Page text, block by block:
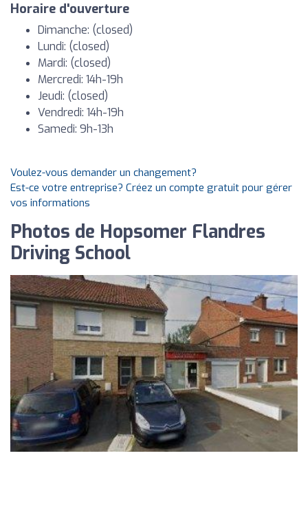
Horaire d'ouverture
Dimanche: (closed)
Lundi: (closed)
Mardi: (closed)
Mercredi: 14h-19h
Jeudi: (closed)
Vendredi: 14h-19h
Samedi: 9h-13h
Voulez-vous demander un changement?
Est-ce votre entreprise? Créez un compte gratuit pour gérer
vos informations
Photos de Hopsomer Flandres
Driving School